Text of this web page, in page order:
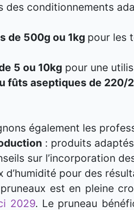
des conditionnements
de 500g ou 1kg pour les
5 ou 10kg pour une
fûts aseptiques de 220/
également les
: produits
sur l’incorporation
d’humidité pour des
est en pleine
2029. Le pruneau